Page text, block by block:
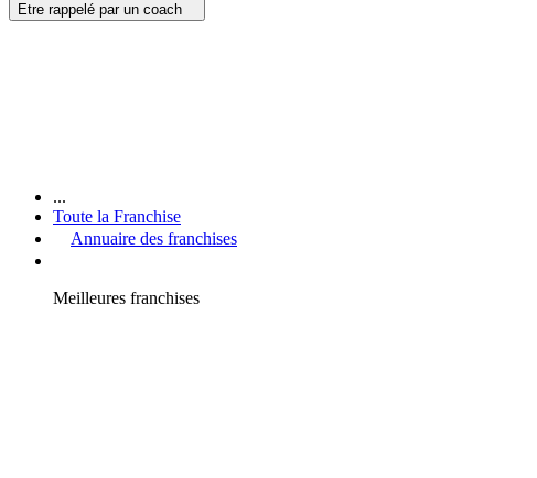
Etre rappelé par un coach
...
Toute la Franchise
Annuaire des franchises
Meilleures franchises